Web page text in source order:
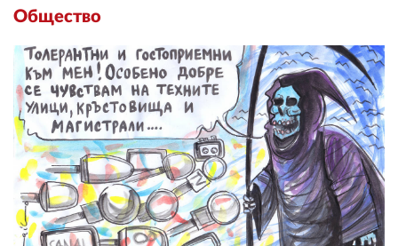
Общество